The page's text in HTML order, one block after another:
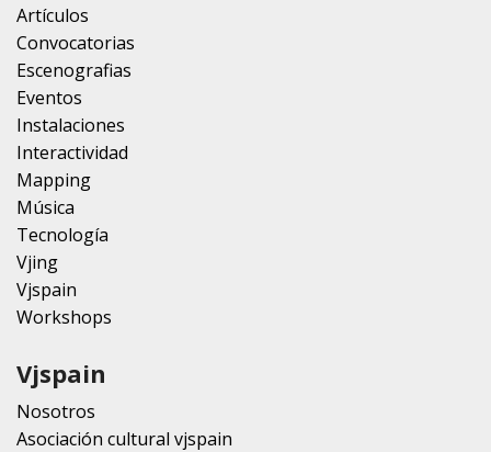
Artículos
Convocatorias
Escenografias
Eventos
Instalaciones
Interactividad
Mapping
Música
Tecnología
Vjing
Vjspain
Workshops
Vjspain
Nosotros
Asociación cultural vjspain